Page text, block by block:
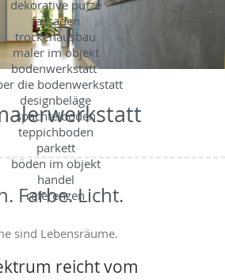
dekorative putze
fassaden
trockenausbau
maler im objekt
bodenwerkstatt
die bodenwerkstatt
designbeläge
spachtelboden
teppichboden
parkett
böden im objekt
handel
referenzen
Farbe. Licht.
sind Lebensräume.
reicht vom